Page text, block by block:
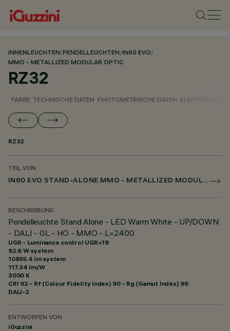
INNENLEUCHTEN/PENDELLEUCHTEN/IN60 EVO/
MMO - METALLIZED MODULAR OPTIC
RZ32
FARBE TECHNISCHE DATEN PHOTOMETRISCHE DATEN ELEKTRISCHE
RZ32
TEIL VON
IN60 EVO STAND-ALONE MMO - METALLIZED MODULAR OPTIC
BESCHREIBUNG
Pendelleuchte Stand Alone - LED Warm White - UP/DOWN
- DALI - GL - HO - MMO - L=2400
UGR - Luminance control UGR<19
92.6 W system
10865.4 lm system
117.34 lm/W
3000 K
CRI 92 - Rf (Colour Fidelity Index) 90 - Rg (Gamut Index) 96
DALI-2
ENTWORFEN VON
iGuzzini